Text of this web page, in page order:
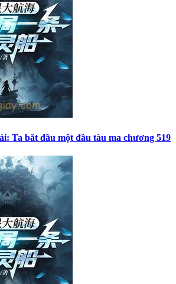
Ta bắt đầu một đầu tàu ma chương 519